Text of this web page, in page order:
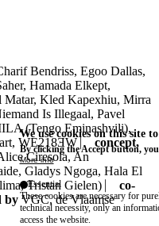
Bendriss, Egoo Dallas,
Hamada Elkept,
Kled Kapexhiu, Mirra
Is Illegaal, Pavel
(Tengo Eminashvili),
WE218ƎW ⎸ concept,
Ciresola, An
Gladys Ngoga, Hala El
Tristan Gielen) ⎸ co-
by VGC, de Vlaamse
We use cookies on this site
By clicking the Accept button,
More info
Essential
These cookies are necessary for
technical necessity, only an
access the website.